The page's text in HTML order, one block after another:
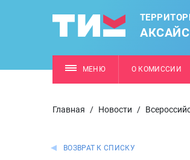
МЕНЮ О КОМИССИИ
Главная / Новости /
ВОЗВРАТ К СПИСКУ